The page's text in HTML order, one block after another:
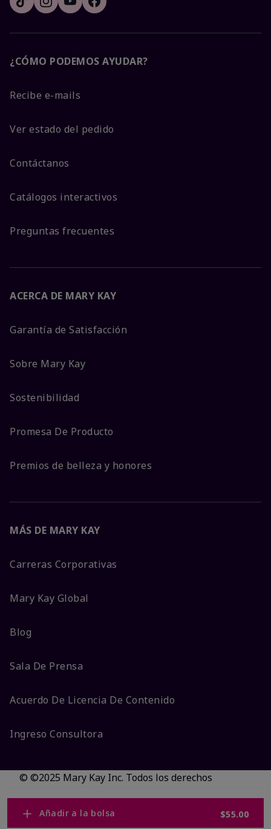
Añadir a la bolsa $55.00
¿CÓMO PODEMOS AYUDAR?
Recibe e-mails
Ver estado del pedido
Contáctanos
Catálogos interactivos
Preguntas frecuentes
ACERCA DE MARY KAY
Garantía de Satisfacción
Sobre Mary Kay
Sostenibilidad
Promesa De Producto
Premios de belleza y honores
MÁS DE MARY KAY
Carreras Corporativas
Mary Kay Global
Blog
Sala De Prensa
Acuerdo De Licencia De Contenido
Ingreso Consultora
© ©2025 Mary Kay Inc. Todos los derechos
Código DSA/Queja al Código
Privacidad